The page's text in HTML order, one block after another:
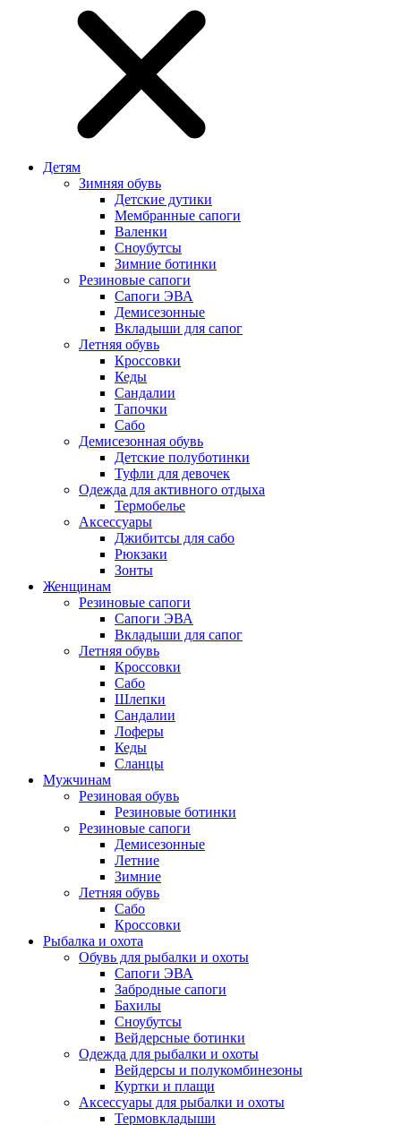
Детям
Зимняя обувь
Детские дутики
Мембранные сапоги
Валенки
Сноубутсы
Зимние ботинки
Резиновые сапоги
Сапоги ЭВА
Демисезонные
Вкладыши для сапог
Летняя обувь
Кроссовки
Кеды
Сандалии
Тапочки
Сабо
Демисезонная обувь
Детские полуботинки
Туфли для девочек
Одежда для активного отдыха
Термобелье
Аксессуары
Джибитсы для сабо
Рюкзаки
Зонты
Женщинам
Резиновые сапоги
Cапоги ЭВА
Вкладыши для сапог
Летняя обувь
Кроссовки
Сабо
Шлепки
Сандалии
Лоферы
Кеды
Сланцы
Мужчинам
Резиновая обувь
Резиновые ботинки
Резиновые сапоги
Демисезонные
Летние
Зимние
Летняя обувь
Сабо
Кроссовки
Рыбалка и охота
Обувь для рыбалки и охоты
Сапоги ЭВА
Забродные сапоги
Бахилы
Сноубутсы
Вейдерсные ботинки
Одежда для рыбалки и охоты
Вейдерсы и полукомбинезоны
Куртки и плащи
Аксессуары для рыбалки и охоты
Термовкладыши